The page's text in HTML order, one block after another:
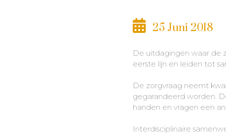
25 Juni 2018
De uitdagingen waar de
eerste lijn en leiden tot
De zorgvraag neemt
gegarandeerd worden.
handen en vragen een
Interdisciplinaire